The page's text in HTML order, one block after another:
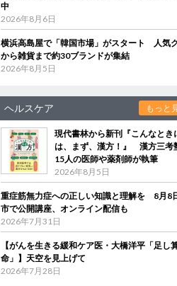
中
2026年8月6日
横浜高島屋で「韓国市場」がスタート 人気
から雑貨まで約30ブランドが集結
2026年8月5日
ヘルスケア もっと
現代書林から新刊『こんなとき
は、まず、漢方！』 漢方三考
15人の医師や薬剤師が執筆
2026年8月5日
重症筋無力症への正しい知識と理解を 8月8
市で公開講座、オンライン配信も
2026年7月31日
【がんを生きる緩和ケア医・大橋洋平「足し
命」】天空を見上げて
2026年7月28日